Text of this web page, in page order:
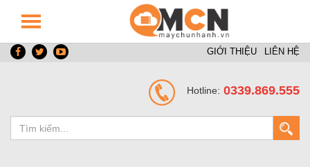
GIỚI THIỆU LIÊN HỆ
Hotline: 0339.869.555